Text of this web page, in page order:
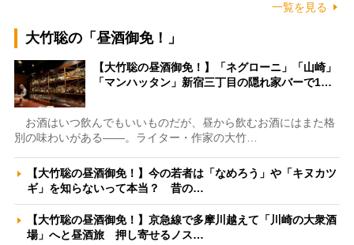
一覧を見る
大竹聡の「昼酒御免！」
【大竹聡の昼酒御免！】「ネグローニ」「山崎」
「マンハッタン」新宿三丁目の隠れ家バーで1…
お酒はいつ飲んでもいいものだが、昼から飲むお酒にはまた格
別の味わいがある――。ライター・作家の大竹…
【大竹聡の昼酒御免！】今の若者は「なめろう」や「キヌカツ
ギ」を知らないって本当？ 昔の…
【大竹聡の昼酒御免！】京急線で多摩川越えて「川崎の大衆酒
場」へと昼酒旅 押し寄せるノス…